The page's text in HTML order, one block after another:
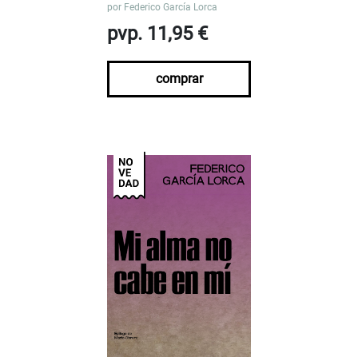
por Federico García Lorca
pvp. 11,95 €
comprar